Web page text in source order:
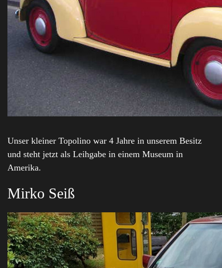
Unser kleiner Topolino war 4 Jahre in unserem Besitz
und steht jetzt als Leihgabe in einem Museum in
Amerika.
Mirko Seiß